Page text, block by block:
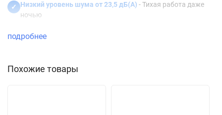
✓ Низкий уровень шума от 23,5 дБ(А) - Тихая работа даже
ночью
✓ 5 скоростей вентилятора
✓ Функция I Feel- Автоматическая регулировка
температуры под ваши предпочтения
подробнее
Похожие товары